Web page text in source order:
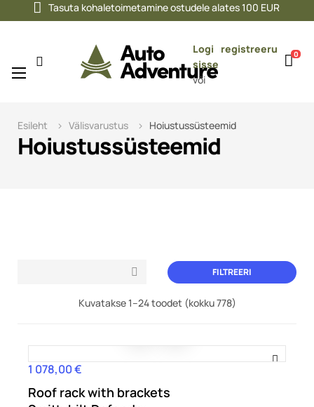
Tasuta kohaletoimetamine ostudele alates 100 EUR
Logi
sisse
või
registreeru 0
Toggle
☰
Hoiustussüsteemid
Esileht Välisvarustus Hoiustussüsteemid
 FILTREERI
Kuvatakse 1–24 toodet (kokku 778)
Hind
1 078,00 €
Roof rack with brackets